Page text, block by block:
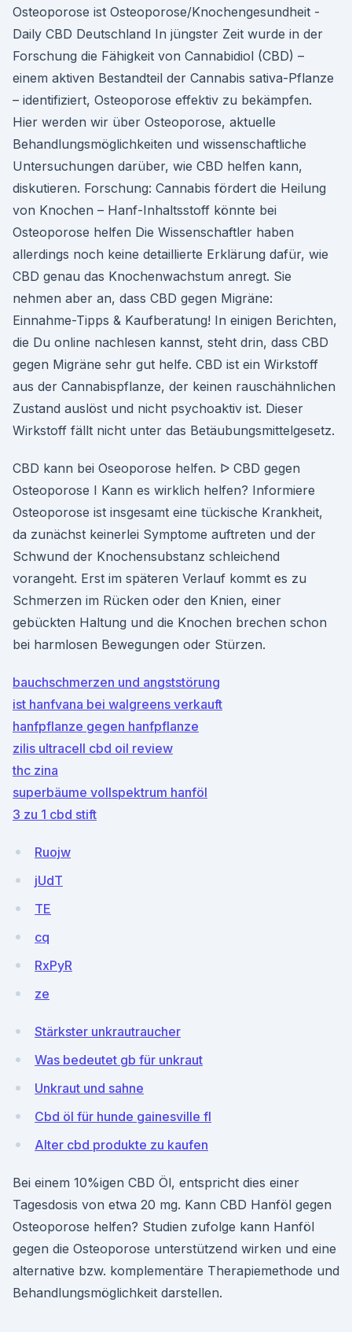
Osteoporose ist Osteoporose/Knochengesundheit -
Daily CBD Deutschland In jüngster Zeit wurde in der
Forschung die Fähigkeit von Cannabidiol (CBD) –
einem aktiven Bestandteil der Cannabis sativa-Pflanze
– identifiziert, Osteoporose effektiv zu bekämpfen.
Hier werden wir über Osteoporose, aktuelle
Behandlungsmöglichkeiten und wissenschaftliche
Untersuchungen darüber, wie CBD helfen kann,
diskutieren. Forschung: Cannabis fördert die Heilung
von Knochen – Hanf-Inhaltsstoff könnte bei
Osteoporose helfen Die Wissenschaftler haben
allerdings noch keine detaillierte Erklärung dafür, wie
CBD genau das Knochenwachstum anregt. Sie
nehmen aber an, dass CBD gegen Migräne:
Einnahme-Tipps & Kaufberatung! In einigen Berichten,
die Du online nachlesen kannst, steht drin, dass CBD
gegen Migräne sehr gut helfe. CBD ist ein Wirkstoff
aus der Cannabispflanze, der keinen rauschähnlichen
Zustand auslöst und nicht psychoaktiv ist. Dieser
Wirkstoff fällt nicht unter das Betäubungsmittelgesetz.
CBD kann bei Oseoporose helfen. ᐅ CBD gegen
Osteoporose I Kann es wirklich helfen? Informiere
Osteoporose ist insgesamt eine tückische Krankheit,
da zunächst keinerlei Symptome auftreten und der
Schwund der Knochensubstanz schleichend
vorangeht. Erst im späteren Verlauf kommt es zu
Schmerzen im Rücken oder den Knien, einer
gebückten Haltung und die Knochen brechen schon
bei harmlosen Bewegungen oder Stürzen.
bauchschmerzen und angststörung
ist hanfvana bei walgreens verkauft
hanfpflanze gegen hanfpflanze
zilis ultracell cbd oil review
thc zina
superbäume vollspektrum hanföl
3 zu 1 cbd stift
Ruojw
jUdT
TE
cq
RxPyR
ze
Stärkster unkrautraucher
Was bedeutet gb für unkraut
Unkraut und sahne
Cbd öl für hunde gainesville fl
Alter cbd produkte zu kaufen
Bei einem 10%igen CBD Öl, entspricht dies einer
Tagesdosis von etwa 20 mg. Kann CBD Hanföl gegen
Osteoporose helfen? Studien zufolge kann Hanföl
gegen die Osteoporose unterstützend wirken und eine
alternative bzw. komplementäre Therapiemethode und
Behandlungsmöglichkeit darstellen.